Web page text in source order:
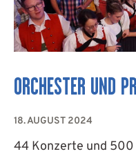
ORCHESTER UND
18. AUGUST 2024
44 Konzerte und 500